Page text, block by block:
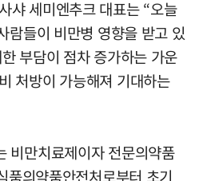
샤 세미엔추크 대표는 “오늘
람들이 비만병 영향을 받고 있
부담이 점차 증가하는 가운
처방이 가능해져 기대하는
비만치료제이자 전문의약품
의약품안전처로부터 초기